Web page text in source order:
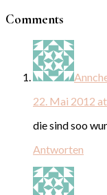
Comments
22. Mai 2012
die sind soo
Antworten